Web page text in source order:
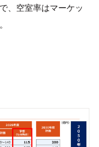
、空室率はマーケッ